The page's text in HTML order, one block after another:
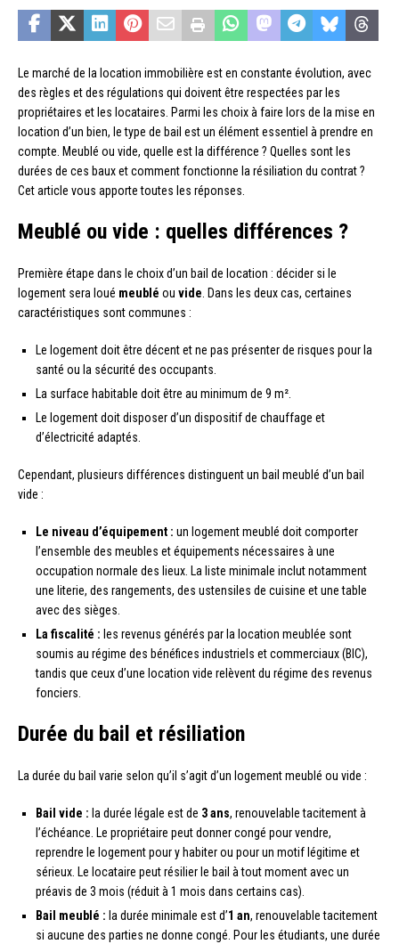
Le marché de la location immobilière est en constante évolution, avec
des règles et des régulations qui doivent être respectées par les
propriétaires et les locataires. Parmi les choix à faire lors de la mise en
location d’un bien, le type de bail est un élément essentiel à prendre en
compte. Meublé ou vide, quelle est la différence ? Quelles sont les
durées de ces baux et comment fonctionne la résiliation du contrat ?
Cet article vous apporte toutes les réponses.
Meublé ou vide : quelles différences ?
Première étape dans le choix d’un bail de location : décider si le
logement sera loué meublé ou vide . Dans les deux cas, certaines
caractéristiques sont communes :
Le logement doit être décent et ne pas présenter de risques pour la
santé ou la sécurité des occupants.
La surface habitable doit être au minimum de 9 m².
Le logement doit disposer d’un dispositif de chauffage et
d’électricité adaptés.
Cependant, plusieurs différences distinguent un bail meublé d’un bail
vide :
Le niveau d’équipement : un logement meublé doit comporter
l’ensemble des meubles et équipements nécessaires à une
occupation normale des lieux. La liste minimale inclut notamment
une literie, des rangements, des ustensiles de cuisine et une table
avec des sièges.
La fiscalité : les revenus générés par la location meublée sont
soumis au régime des bénéfices industriels et commerciaux (BIC),
tandis que ceux d’une location vide relèvent du régime des revenus
fonciers.
Durée du bail et résiliation
La durée du bail varie selon qu’il s’agit d’un logement meublé ou vide :
Bail vide : la durée légale est de 3 ans, renouvelable tacitement à
l’échéance. Le propriétaire peut donner congé pour vendre,
reprendre le logement pour y habiter ou pour un motif légitime et
sérieux. Le locataire peut résilier le bail à tout moment avec un
préavis de 3 mois (réduit à 1 mois dans certains cas).
Bail meublé : la durée minimale est d’1 an, renouvelable tacitement
si aucune des parties ne donne congé. Pour les étudiants, une durée